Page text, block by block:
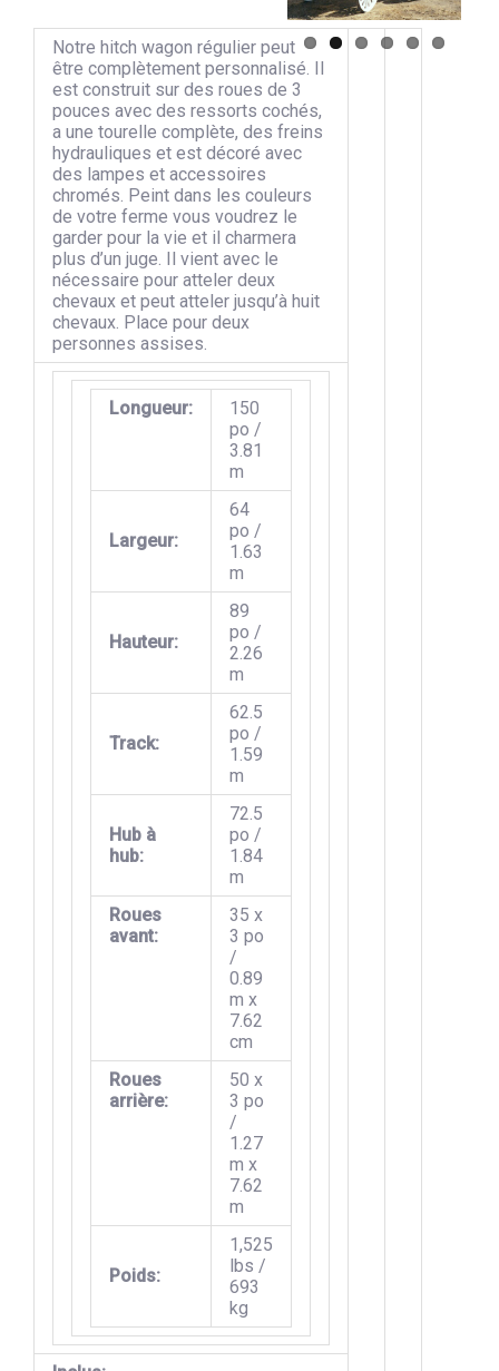
Notre hitch wagon régulier peut
être complètement personnalisé. Il
est construit sur des roues de 3
pouces avec des ressorts cochés,
a une tourelle complète, des freins
hydrauliques et est décoré avec
des lampes et accessoires
chromés. Peint dans les couleurs
de votre ferme vous voudrez le
garder pour la vie et il charmera
plus d’un juge. Il vient avec le
nécessaire pour atteler deux
chevaux et peut atteler jusqu’à huit
chevaux. Place pour deux
personnes assises.
Longueur:
150
po /
3.81
m
Largeur:
64
po /
1.63
m
Hauteur:
89
po /
2.26
m
Track:
62.5
po /
1.59
m
Hub à
hub:
72.5
po /
1.84
m
Roues
avant:
35 x
3 po
/
0.89
m x
7.62
cm
Roues
arrière:
50 x
3 po
/
1.27
m x
7.62
m
Poids:
1,525
lbs /
693
kg